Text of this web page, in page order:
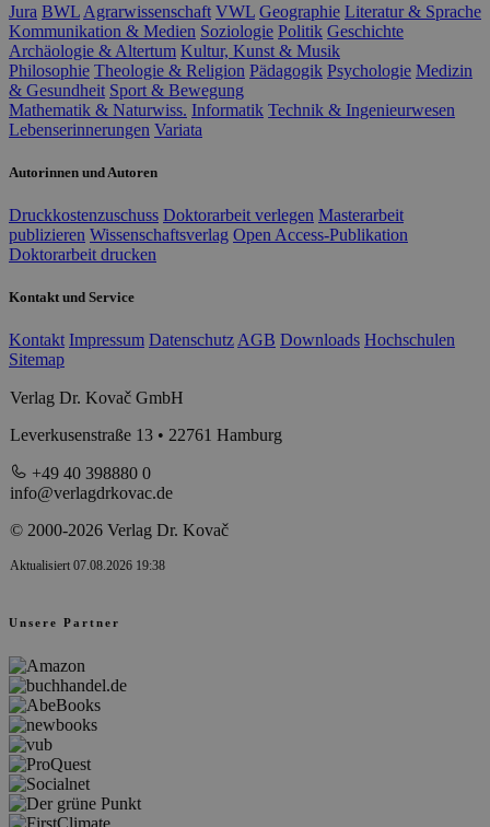
Jura BWL Agrarwissenschaft VWL Geographie Literatur & Sprache
Kommunikation & Medien Soziologie Politik Geschichte
Archäologie & Altertum Kultur, Kunst & Musik
Philosophie Theologie & Religion Pädagogik Psychologie Medizin
& Gesundheit Sport & Bewegung
Mathematik & Naturwiss. Informatik Technik & Ingenieurwesen
Lebenserinnerungen Variata
Autorinnen und Autoren
Druckkostenzuschuss Doktorarbeit verlegen Masterarbeit
publizieren Wissenschaftsverlag Open Access-Publikation
Doktorarbeit drucken
Kontakt und Service
Kontakt Impressum Datenschutz AGB Downloads Hochschulen
Sitemap
Verlag Dr. Kovač GmbH
Leverkusenstraße 13 • 22761 Hamburg
+49 40 398880 0
info@verlagdrkovac.de
© 2000-2026 Verlag Dr. Kovač
Aktualisiert 07.08.2026 19:38
Unsere Partner